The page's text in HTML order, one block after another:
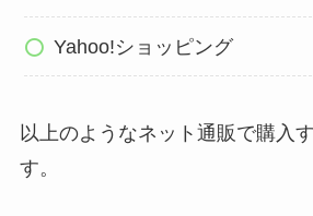
Yahoo!ショッピング
以上のようなネット通販で購入
す。